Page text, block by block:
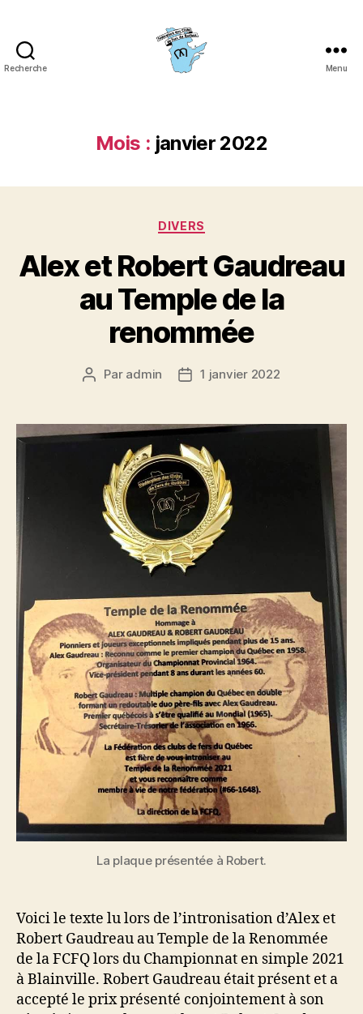
Recherche
de
fers
Québec
Menu
Mois : janvier 2022
Catégories
DIVERS
Alex et Robert Gaudreau
au Temple de la
renommée
Auteur
Par admin
Date1 janvier 2022
La plaque présentée à Robert.
Voici le texte lu lors de l’intronisation d’Alex et
Robert Gaudreau au Temple de la Renommée
de la FCFQ lors du Championnat en simple 2021
à Blainville. Robert Gaudreau était présent et a
accepté le prix présenté conjointement à son